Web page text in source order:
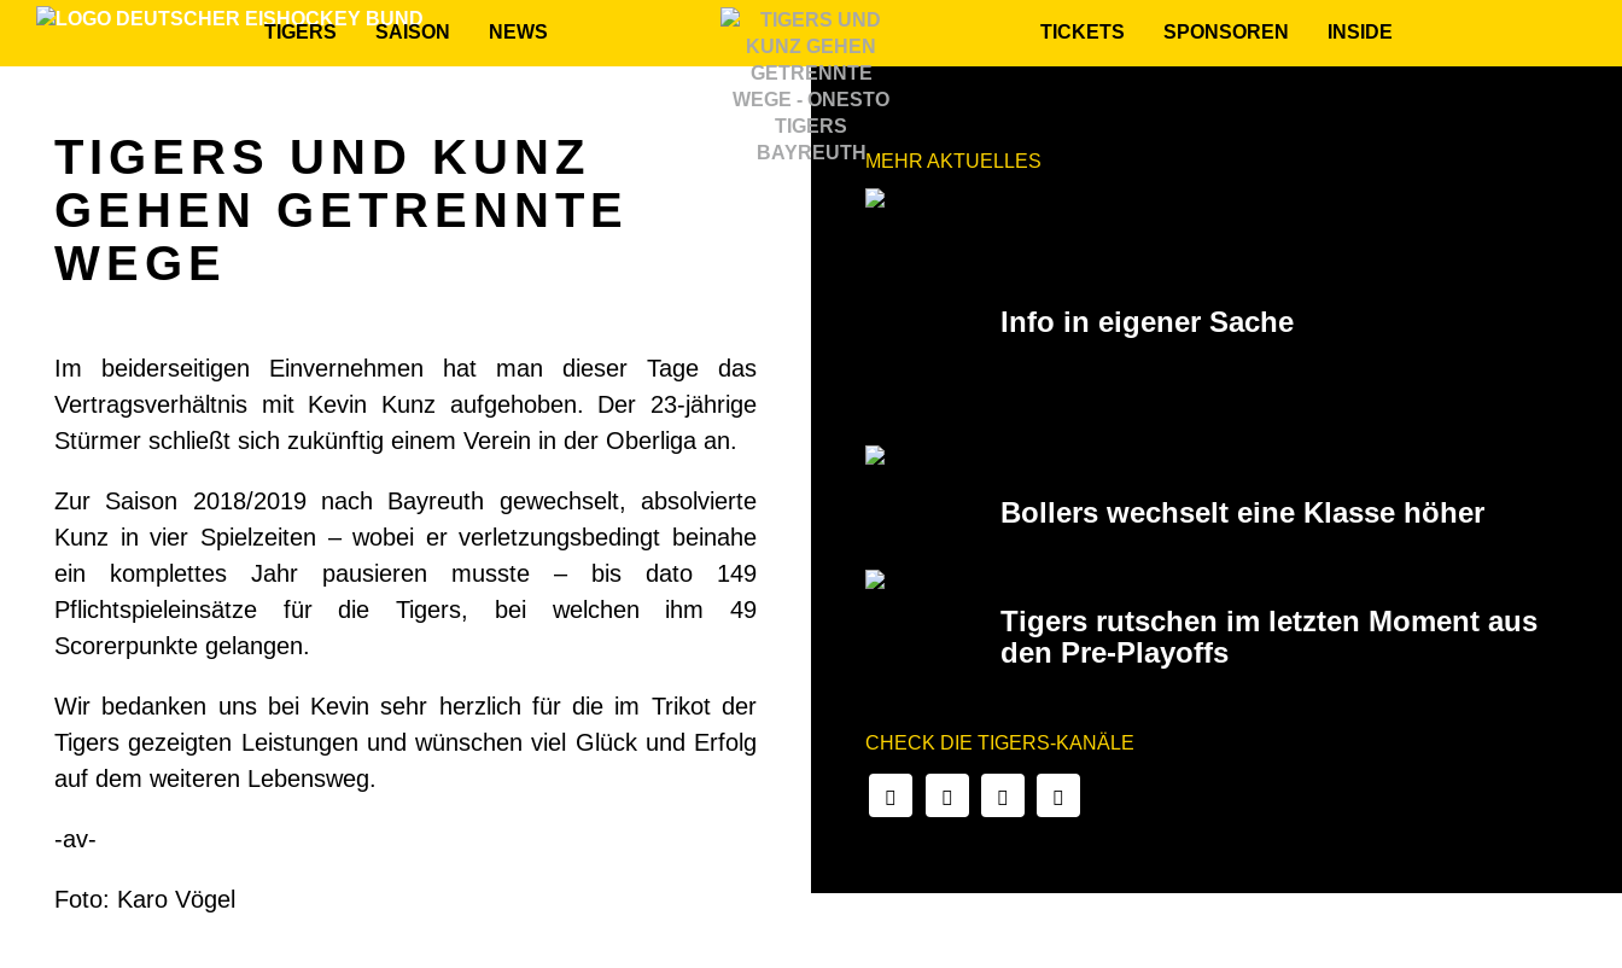
TIGERS SAISON NEWS TICKETS SPONSOREN INSIDE
TIGERS UND KUNZ
GEHEN GETRENNTE
WEGE
Im beiderseitigen Einvernehmen hat man dieser Tage das
Vertragsverhältnis mit Kevin Kunz aufgehoben. Der 23-jährige
Stürmer schließt sich zukünftig einem Verein in der Oberliga an.
Zur Saison 2018/2019 nach Bayreuth gewechselt, absolvierte
Kunz in vier Spielzeiten – wobei er verletzungsbedingt beinahe
ein komplettes Jahr pausieren musste – bis dato 149
Pflichtspieleinsätze für die Tigers, bei welchen ihm 49
Scorerpunkte gelangen.
Wir bedanken uns bei Kevin sehr herzlich für die im Trikot der
Tigers gezeigten Leistungen und wünschen viel Glück und Erfolg
auf dem weiteren Lebensweg.
-av-
Foto: Karo Vögel
MEHR AKTUELLES
Info in eigener Sache
Bollers wechselt eine Klasse höher
Tigers rutschen im letzten Moment aus
den Pre-Playoffs
CHECK DIE TIGERS-KANÄLE